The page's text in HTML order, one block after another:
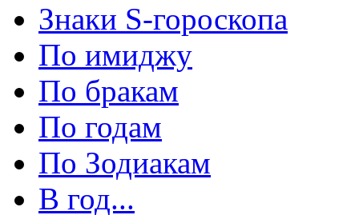
Знаки S-гороскопа
По имиджу
По бракам
По годам
По Зодиакам
В год...